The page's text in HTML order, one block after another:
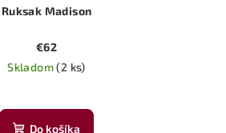
Ruksak Madison
€62
Skladom(2 ks)
hodnotenie
produktu
Do košíka